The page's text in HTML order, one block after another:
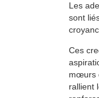
Les
sont
Ces
mœurs
rallient